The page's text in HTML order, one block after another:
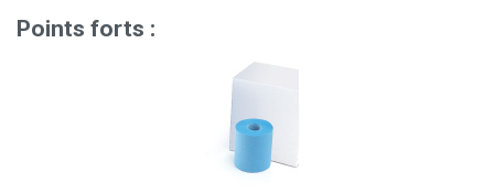
Points forts :